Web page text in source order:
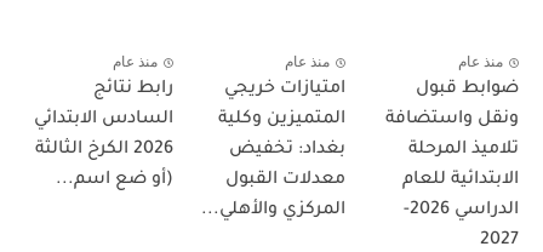
منذ عام
ضوابط قبول
ونقل واستضافة
تلاميذ المرحلة
الابتدائية للعام
الدراسي 2026-
2027
منذ عام
امتيازات خريجي
المتميزين وكلية
بغداد: تخفيض
معدلات القبول
المركزي والأهلي...
منذ عام
رابط نتائج
السادس الابتدائي
2026 الكرخ الثالثة
(أو ضع اسم...